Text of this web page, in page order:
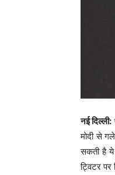
नई दिल्ली:
मोदी से
सकती है ये
ट्विटर